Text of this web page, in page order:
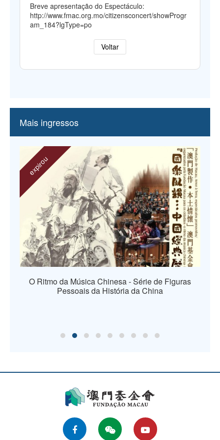
Breve apresentação do Espectáculo:
http://www.fmac.org.mo/citizensconcert/showProgr
am_184?lgType=po
Voltar
Mais ingressos
expirou
O Ritmo da Música Chinesa - Série de Figuras
Pessoais da História da China